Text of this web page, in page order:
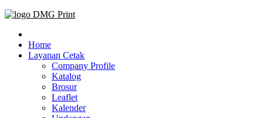
Jasa Cetak Online DMG Printing
Home
Layanan Cetak
Company Profile
Katalog
Brosur
Leaflet
Kalender